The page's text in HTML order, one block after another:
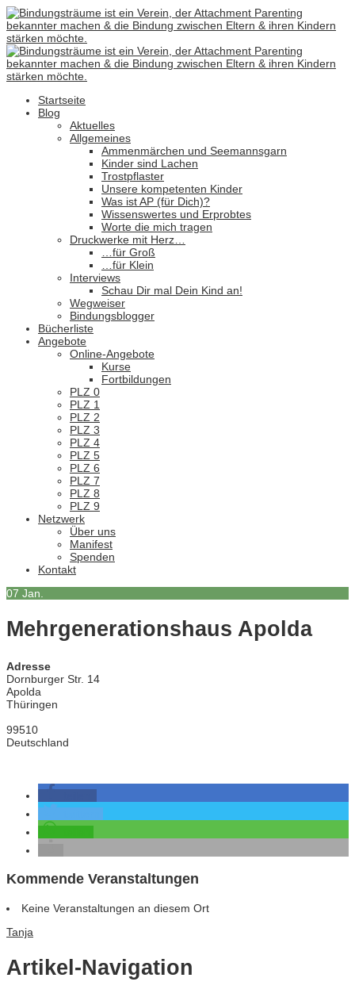
Startseite
Blog
Aktuelles
Allgemeines
Ammenmärchen und Seemannsgarn
Kinder sind Lachen
Trostpflaster
Unsere kompetenten Kinder
Was ist AP (für Dich)?
Wissenswertes und Erprobtes
Worte die mich tragen
Druckwerke mit Herz…
…für Groß
…für Klein
Interviews
Schau Dir mal Dein Kind an!
Wegweiser
Bindungsblogger
Bücherliste
Angebote
Online-Angebote
Kurse
Fortbildungen
PLZ 0
PLZ 1
PLZ 2
PLZ 3
PLZ 4
PLZ 5
PLZ 6
PLZ 7
PLZ 8
PLZ 9
Netzwerk
Über uns
Manifest
Spenden
Kontakt
07 Jan.
Mehrgenerationshaus Apolda
Adresse
Dornburger Str. 14
Apolda
Thüringen
99510
Deutschland
Kommende Veranstaltungen
Keine Veranstaltungen an diesem Ort
Tanja
Artikel-Navigation